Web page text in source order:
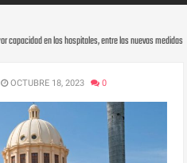
capacidad en los hospitales, entre las nuevas medidas
OCTUBRE 18, 2023 0